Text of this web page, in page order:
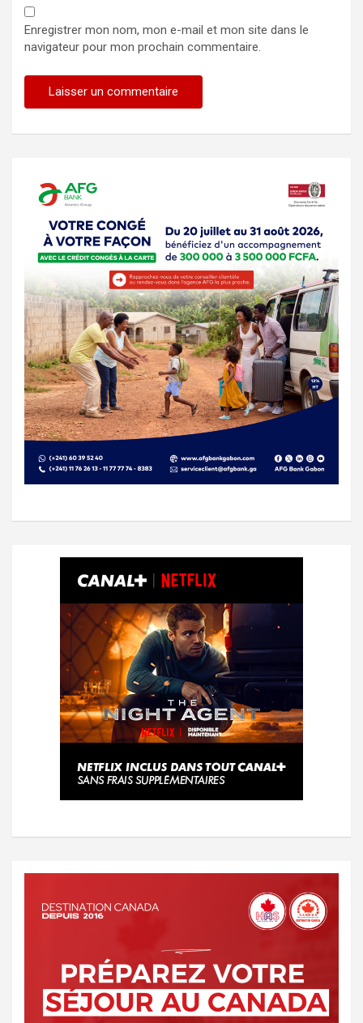
Enregistrer mon nom, mon e-mail et mon site dans le
navigateur pour mon prochain commentaire.